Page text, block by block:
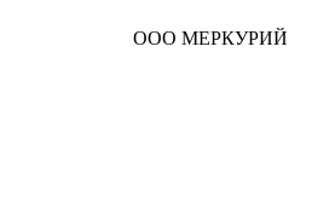
ООО МЕРКУРИЙ